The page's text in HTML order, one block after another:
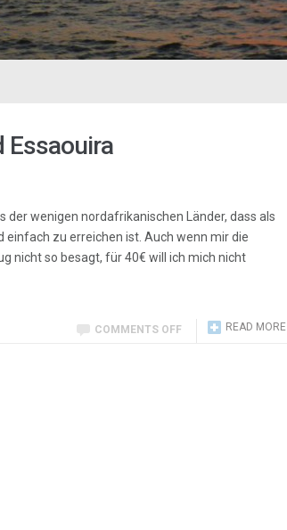
Essaouira
der wenigen nordafrikanischen Länder, dass als
einfach zu erreichen ist. Auch wenn mir die
nicht so besagt, für 40€ will ich mich nicht
READ MORE
COMMENTS OFF